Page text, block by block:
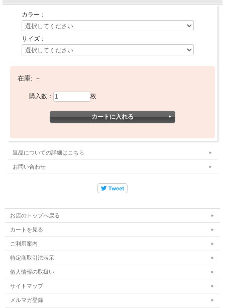
「コーデュロイの質感を、ポリエステルの軽さで。」
ストゴム＋ドローコードのイージー仕様で、普段使いから
メンズ コーデュロイショーツの特徴（ポリエステル素材・リ
ラックスフィット）
EVERYDAY CORDUROY SHORTは、100%ポリエステルのコー
コーデュロイと比較して軽量で速乾性が高く、シワになりにく
いのが特徴です。コーデュロイならではの畝（うね）状のテク
スチャーが、カジュアルなスタイルに立体感を加えます。
ウエストはウエストゴムにドローコードを組み合わせ、フィッ
ト感の調整が可能。サイドポケットとバックパッチポケットを
装備し、日常使いに十分な収納を確保。右裾にはBRIXTONのシ
ールドワッペンを配置したシンプルなデザインです。
カラー：
サイズ：
在庫: －
購入数： 枚
返品についての詳細はこちら
お問い合わせ
お店のトップへ戻る
カートを見る
ご利用案内
特定商取引法表示
個人情報の取扱い
サイトマップ
メルマガ登録